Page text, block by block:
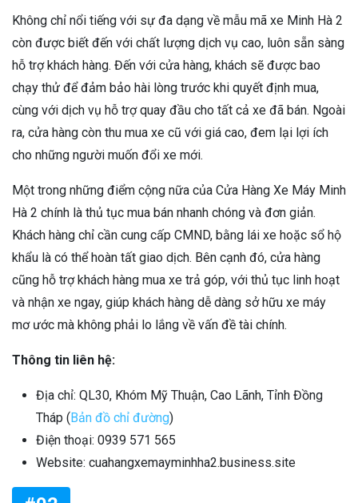
Không chỉ nổi tiếng với sự đa dạng về mẫu mã xe Minh Hà 2
còn được biết đến với chất lượng dịch vụ cao, luôn sẵn sàng
hỗ trợ khách hàng. Đến với cửa hàng, khách sẽ được bao
chạy thử để đảm bảo hài lòng trước khi quyết định mua,
cùng với dịch vụ hỗ trợ quay đầu cho tất cả xe đã bán. Ngoài
ra, cửa hàng còn thu mua xe cũ với giá cao, đem lại lợi ích
cho những người muốn đổi xe mới.
Một trong những điểm cộng nữa của Cửa Hàng Xe Máy Minh
Hà 2 chính là thủ tục mua bán nhanh chóng và đơn giản.
Khách hàng chỉ cần cung cấp CMND, bằng lái xe hoặc sổ hộ
khẩu là có thể hoàn tất giao dịch. Bên cạnh đó, cửa hàng
cũng hỗ trợ khách hàng mua xe trả góp, với thủ tục linh hoạt
và nhận xe ngay, giúp khách hàng dễ dàng sở hữu xe máy
mơ ước mà không phải lo lắng về vấn đề tài chính.
Thông tin liên hệ:
Địa chỉ: QL30, Khóm Mỹ Thuận, Cao Lãnh, Tỉnh Đồng
Tháp ( Bản đồ chỉ đường)
Điện thoại: 0939 571 565
Website: cuahangxemayminhha2.business.site